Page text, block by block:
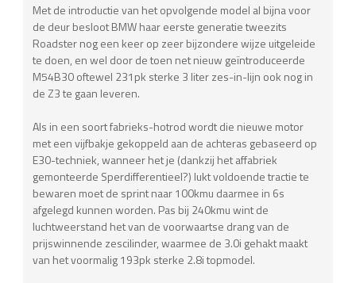
Met de introductie van het opvolgende model al bijna voor
de deur besloot BMW haar eerste generatie tweezits
Roadster nog een keer op zeer bijzondere wijze uitgeleide
te doen, en wel door de toen net nieuw geïntroduceerde
M54B30 oftewel 231pk sterke 3 liter zes-in-lijn ook nog in
de Z3 te gaan leveren.
Als in een soort fabrieks-hotrod wordt die nieuwe motor
met een vijfbakje gekoppeld aan de achteras gebaseerd op
E30-techniek, wanneer het je (dankzij het affabriek
gemonteerde Sperdifferentieel?) lukt voldoende tractie te
bewaren moet de sprint naar 100kmu daarmee in 6s
afgelegd kunnen worden. Pas bij 240kmu wint de
luchtweerstand het van de voorwaartse drang van de
prijswinnende zescilinder, waarmee de 3.0i gehakt maakt
van het voormalig 193pk sterke 2.8i topmodel.